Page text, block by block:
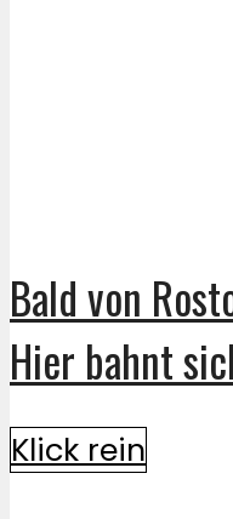
Bald von
Hier bahnt
Klick rein